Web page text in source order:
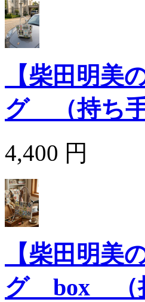
【柴田明美
グ （持ち
4,400 円
【柴田明美
グ box （